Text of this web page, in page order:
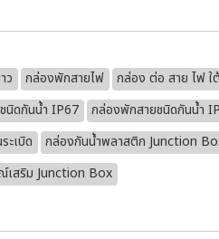
ว กล่องพักสายไฟ กล่อง ต่อ สาย ไฟ
นิดกันน้ำ IP67 กล่องพักสายชนิดกันน้ำ
ะเบิด กล่องกันน้ำพลาสติก Junction
เสริม Junction Box